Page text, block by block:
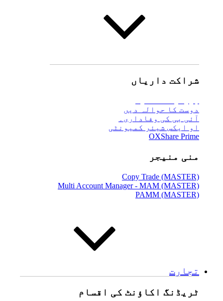
شراکت داریاں
دوست کا حوالہ دیں
آئی بی کی وفاداری۔
او ایکس شیئر کمیونٹی
OXShare Prime
منی منیجر
Copy Trade (MASTER)
Multi Account Manager - MAM (MASTER)
PAMM (MASTER)
تجارت
ٹریڈنگ اکاؤنٹ کی اقسام